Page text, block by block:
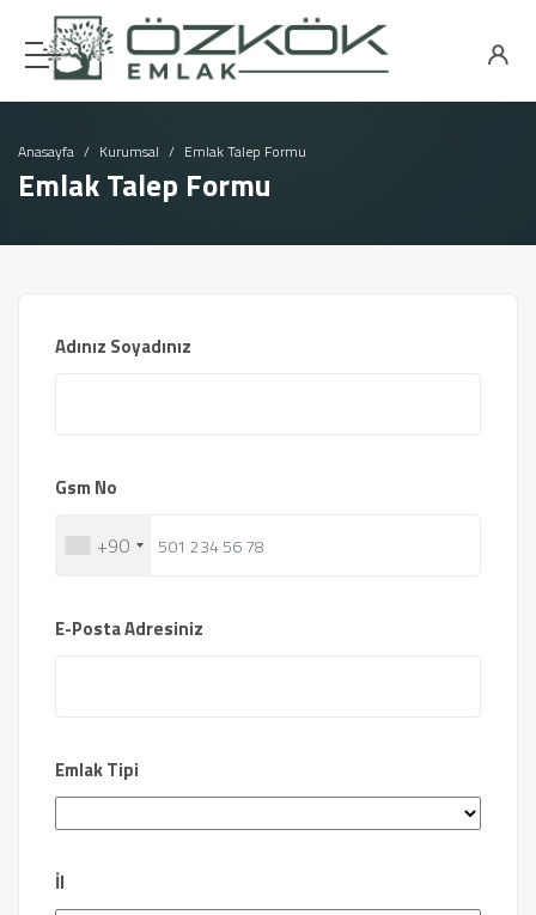
Anasayfa Kurumsal Emlak Talep Formu
Emlak Talep Formu
Adınız Soyadınız
Gsm No
+90
E-Posta Adresiniz
Emlak Tipi
İl